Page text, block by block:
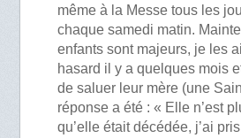
même à la Messe tous les
chaque samedi matin.
enfants sont majeurs, je les
hasard il y a quelques mois
de saluer leur mère (une
réponse a été : « Elle n’est
qu’elle était décédée, j’ai